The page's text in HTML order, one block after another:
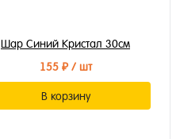
Шар Синий Кристал 30см
155 ₽/ шт
В корзину